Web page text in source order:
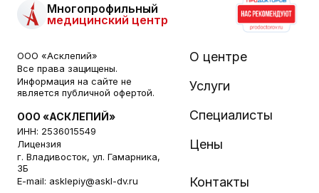
Многопрофильный
медицинский центр
ООО «Асклепий»
Все права защищены.
Информация на сайте не
является публичной офертой.
ООО «АСКЛЕПИЙ»
ИНН: 2536015549
Лицензия
г. Владивосток, ул. Гамарника,
3Б
E-mail: asklepiy@askl-dv.ru
О центре
Услуги
Специалисты
Цены
Контакты